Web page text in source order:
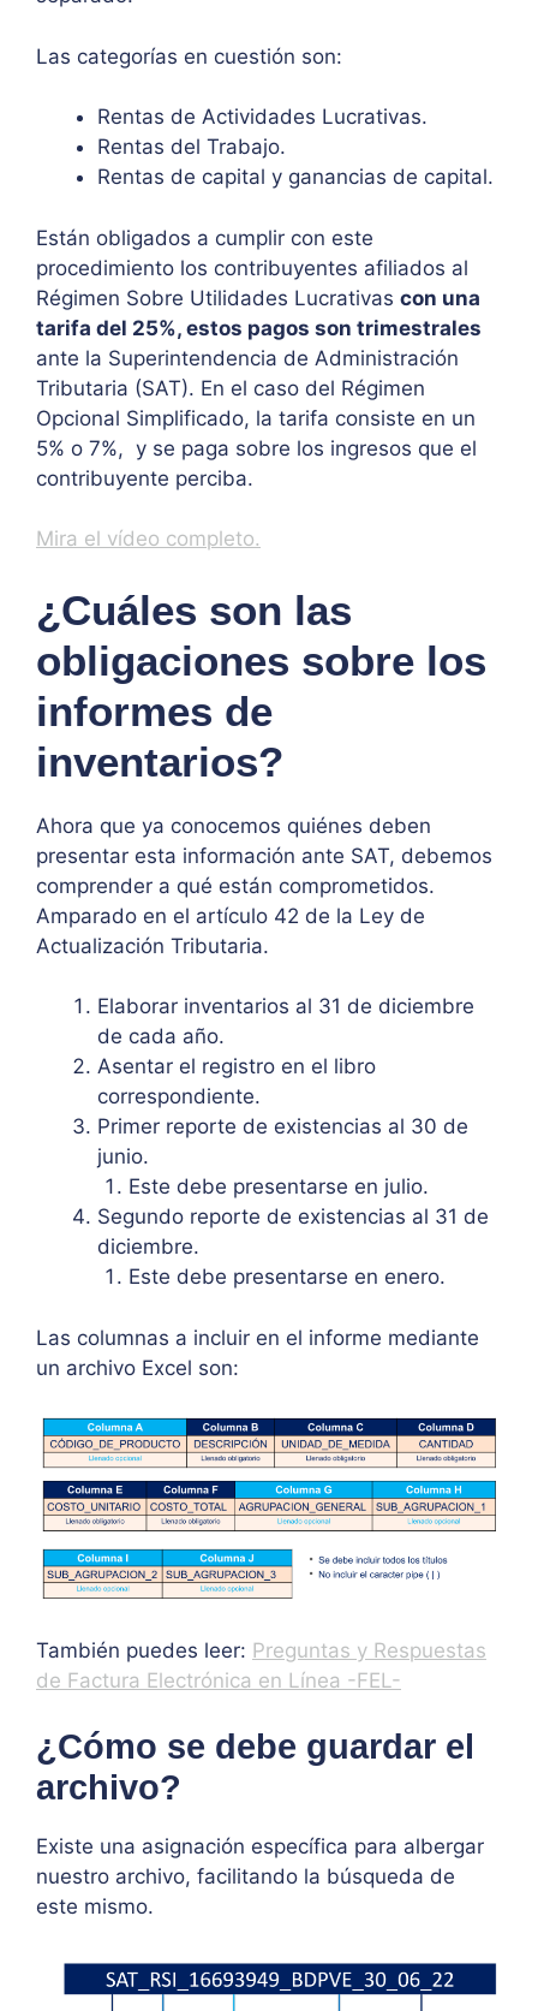
Las categorías en cuestión son:
Rentas de Actividades Lucrativas.
Rentas del Trabajo.
Rentas de capital y ganancias de capital.
Están obligados a cumplir con este
procedimiento los contribuyentes afiliados al
Régimen Sobre Utilidades Lucrativas con una
tarifa del 25%, estos pagos son trimestrales
ante la Superintendencia de Administración
Tributaria (SAT). En el caso del Régimen
Opcional Simplificado, la tarifa consiste en un
5% o 7%, y se paga sobre los ingresos que el
contribuyente perciba.
Mira el vídeo completo.
¿Cuáles son las
obligaciones sobre los
informes de
inventarios?
Ahora que ya conocemos quiénes deben
presentar esta información ante SAT, debemos
comprender a qué están comprometidos.
Amparado en el artículo 42 de la Ley de
Actualización Tributaria.
Elaborar inventarios al 31 de diciembre
de cada año.
Asentar el registro en el libro
correspondiente.
Primer reporte de existencias al 30 de
junio.
Este debe presentarse en julio.
Segundo reporte de existencias al 31 de
diciembre.
Este debe presentarse en enero.
Las columnas a incluir en el informe mediante
un archivo Excel son:
También puedes leer: Preguntas y Respuestas
de Factura Electrónica en Línea -FEL-
¿Cómo se debe guardar el
archivo?
Existe una asignación específica para albergar
nuestro archivo, facilitando la búsqueda de
este mismo.